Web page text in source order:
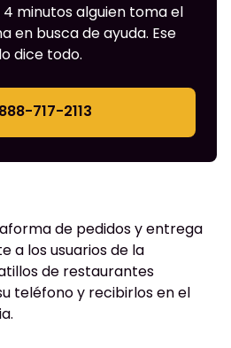
minutos alguien toma el
en busca de ayuda. Ese
dice todo.
888-717-2113
de pedidos y entrega
a los usuarios de la
de restaurantes
teléfono y recibirlos en el